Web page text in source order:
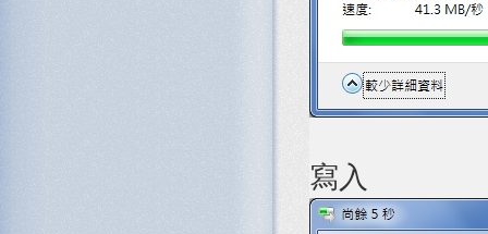
寫入